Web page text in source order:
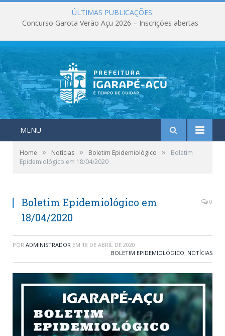
ÚLTIMAS PUBLICAÇÕES:
Concurso Garota Verão Açu 2026 – Inscrições abertas
MENU
Home » Notícias » Boletim Epidemiológico »
Boletim
Epidemiológico em 18/04/2020
Boletim Epidemiológico em
18/04/2020
0
POR ADMINISTRADOR EM 18 DE ABRIL DE 2020
BOLETIM EPIDEMIOLÓGICO, NOTÍCIAS